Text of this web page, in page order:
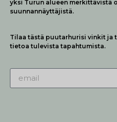
yksi Turun alueen merkittävistä
suunnannäyttäjistä.
Tilaa tästä puutarhurisi vinkit ja
tietoa tulevista tapahtumista.